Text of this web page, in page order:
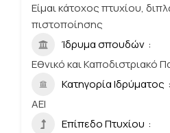
Είμαι κάτοχος πτυχίου,
πιστοποίησης
Ίδρυμα σπουδών
Εθνικό και Καποδιστριακό
Κατηγορία Ιδρύματος
ΑΕΙ
Επίπεδο Πτυχίου